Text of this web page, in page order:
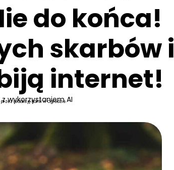
do końca!
skarbów i
internet!
wykorzystaniem AI
redakcję Kamil w Ogrodzie.